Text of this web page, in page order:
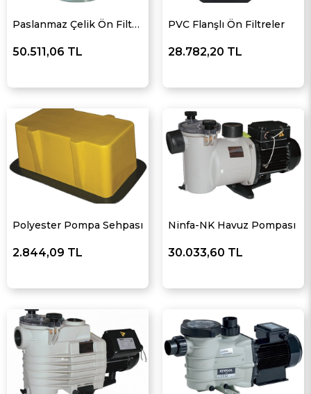
Paslanmaz Çelik Ön Filtreler
50.511,06 TL
PVC Flanşlı Ön Filtreler
28.782,20 TL
Polyester Pompa Sehpası
2.844,09 TL
Ninfa-NK Havuz Pompası
30.033,60 TL